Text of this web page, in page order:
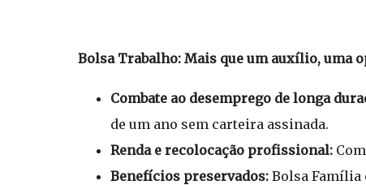
Bolsa Trabalho: Mais que um auxílio, uma
Combate ao desemprego de longa
de um ano sem carteira assinada.
Renda e recolocação profissional:
Benefícios preservados: Bolsa